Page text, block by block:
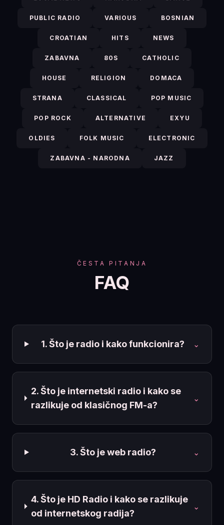
PUBLIC RADIO VARIOUS BOSNIAN
CROATIAN HITS NEWS
ZABAVNA 80S CATHOLIC
HOUSE RELIGION DOMACA
STRANA CLASSICAL POP MUSIC
POP ROCK ALTERNATIVE EXYU
OLDIES FOLK MUSIC ELECTRONIC
ZABAVNA - NARODNA JAZZ
ČESTA PITANJA
FAQ
1. Što je radio i kako funkcionira? ⌄
2. Što je internetski radio i kako se
razlikuje od klasičnog FM-a?
⌄
3. Što je web radio? ⌄
4. Što je HD Radio i kako se razlikuje
od internetskog radija?
⌄